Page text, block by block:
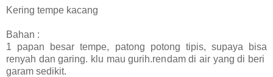
Kering tempe kacang
Bahan :
1 papan besar tempe, patong potong tipis, supaya bisa
renyah dan garing. klu mau gurih.rendam di air yang di beri
garam sedikit.